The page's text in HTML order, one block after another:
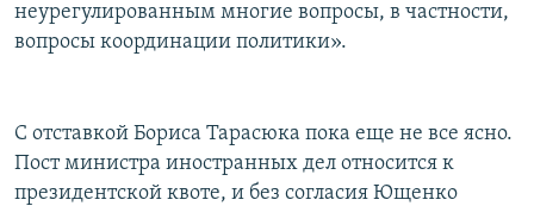
неурегулированным многие вопросы, в частности,
вопросы координации политики».
С отставкой Бориса Тарасюка пока еще не все ясно.
Пост министра иностранных дел относится к
президентской квоте, и без согласия Ющенко